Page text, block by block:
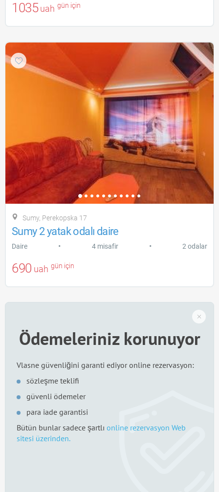
1035 uah gün için
Sumy, Perekopska 17
Sumy 2 yatak odalı daire
Daire • 4 misafir • 2 odalar
690 uah gün için
Ödemeleriniz korunuyor
Vlasne güvenliğini garanti ediyor online rezervasyon:
sözleşme teklifi
güvenli ödemeler
para iade garantisi
Bütün bunlar sadece şartlı online rezervasyon Web
sitesi üzerinden.